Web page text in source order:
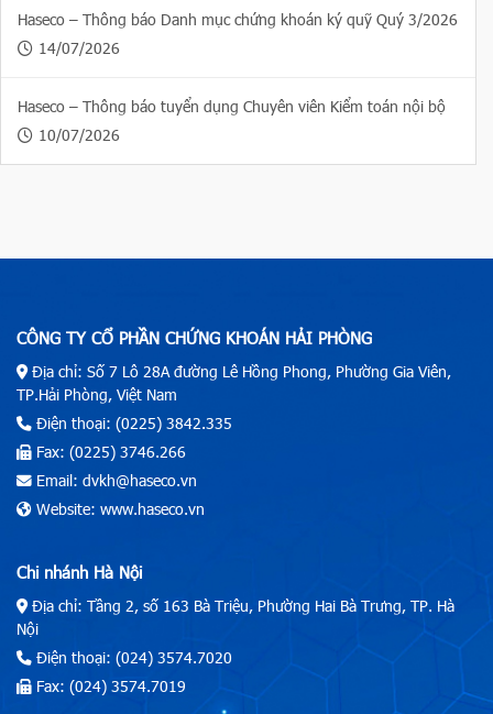
Haseco – Thông báo Danh mục chứng khoán ký quỹ Quý 3/2026
14/07/2026
Haseco – Thông báo tuyển dụng Chuyên viên Kiểm toán nội bộ
10/07/2026
CÔNG TY CỔ PHẦN CHỨNG KHOÁN HẢI PHÒNG
Địa chỉ: Số 7 Lô 28A đường Lê Hồng Phong, Phường Gia Viên,
TP.Hải Phòng, Việt Nam
Điện thoại: (0225) 3842.335
Fax: (0225) 3746.266
Email: dvkh@haseco.vn
Website: www.haseco.vn
Chi nhánh Hà Nội
Địa chỉ: Tầng 2, số 163 Bà Triệu, Phường Hai Bà Trưng, TP. Hà
Nội
Điện thoại: (024) 3574.7020
Fax: (024) 3574.7019